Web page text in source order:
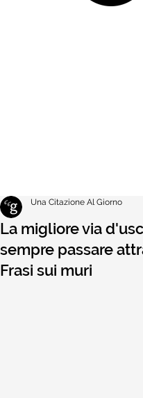
La migliore via
sempre passare
Frasi sui muri
Una Citazione Al Giorno